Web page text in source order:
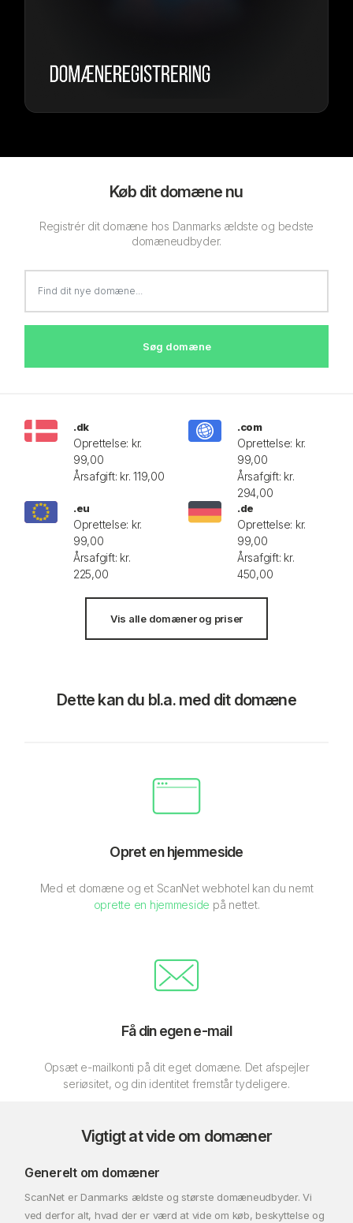
Køb dit domæne nu
Registrér dit domæne hos Danmarks ældste og bedste
domæneudbyder.
Søg domæne
.dk
Oprettelse: kr.
99,00
Årsafgift: kr. 119,00
.com
Oprettelse: kr.
99,00
Årsafgift: kr.
294,00
.eu
Oprettelse: kr.
99,00
Årsafgift: kr.
225,00
.de
Oprettelse: kr.
99,00
Årsafgift: kr.
450,00
Vis alle domæner og priser
Dette kan du bl.a. med dit domæne
Opret en hjemmeside
Med et domæne og et ScanNet webhotel kan du nemt
oprette en hjemmeside på nettet.
Få din egen e-mail
Opsæt e-mailkonti på dit eget domæne. Det afspejler
seriøsitet, og din identitet fremstår tydeligere.
Vigtigt at vide om domæner
Generelt om domæner
ScanNet er Danmarks ældste og største domæneudbyder. Vi
ved derfor alt, hvad der er værd at vide om køb, beskyttelse og